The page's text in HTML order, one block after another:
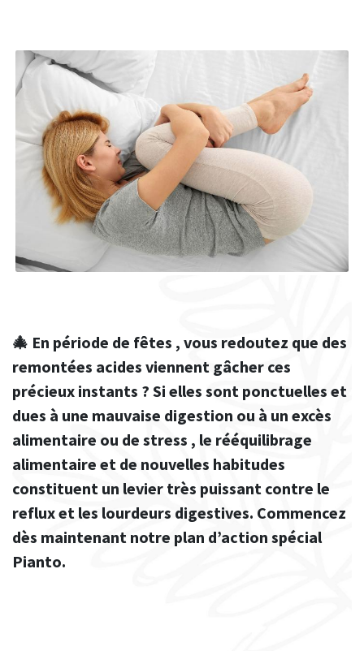
🎄 En période de fêtes , vous redoutez que des
remontées acides viennent gâcher ces
précieux instants ? Si elles sont ponctuelles et
dues à une mauvaise digestion ou à un excès
alimentaire ou de stress , le rééquilibrage
alimentaire et de nouvelles habitudes
constituent un levier très puissant contre le
reflux et les lourdeurs digestives. Commencez
dès maintenant notre plan d’action spécial
Pianto.